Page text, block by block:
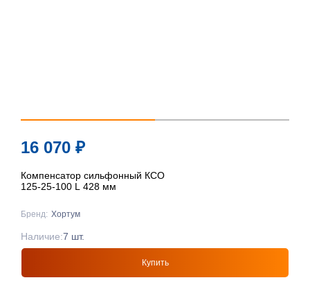
16 070 ₽
Компенсатор сильфонный КСО
125-25-100 L 428 мм
Бренд: Хортум
Купить
Наличие:7 шт.